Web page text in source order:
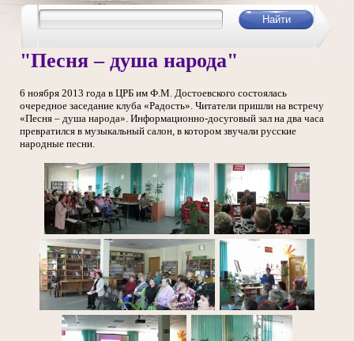
"Песня – душа народа"
6 ноября 2013 года в ЦРБ им Ф.М. Достоевского состоялась
очередное заседание клуба «Радость». Читатели пришли на встречу
«Песня – душа народа». Информационно-досуговый зал на два часа
превратился в музыкальный салон, в котором звучали русские
народные песни.